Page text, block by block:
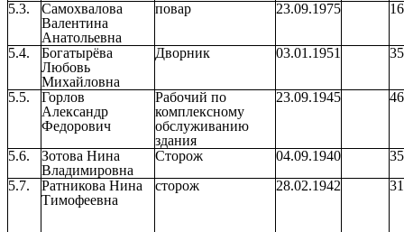
5.3.
Самохвалова
Валентина
Анатольевна
повар 23.09.1975 16
5.4.
Богатырёва
Любовь
Михайловна
Дворник 03.01.1951 35
5.5.
Горлов
Александр
Федорович
Рабочий по
комплексному
обслуживанию
здания
23.09.1945 46
5.6.
Зотова Нина
Владимировна
Сторож 04.09.1940
35
5.7.
Ратникова Нина
Тимофеевна
сторож 28.02.1942 31